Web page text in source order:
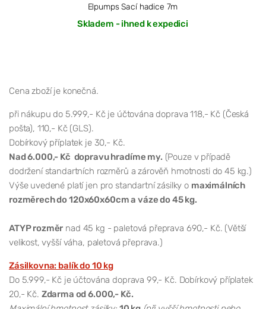
Elpumps Sací hadice 7m
Skladem - ihned k expedici
Cena zboží je konečná.
při nákupu do 5.999,- Kč je účtována doprava 118,- Kč (Česká
pošta), 110,- Kč (GLS).
Dobírkový příplatek je 30,- Kč.
Nad 6.000,- Kč dopravu hradíme my. (Pouze v případě
dodržení standartních rozměrů a zárověň hmotnosti do 45 kg.)
Výše uvedené platí jen pro standartní zásilky o maximálních
rozměrech do 120x60x60cm a váze do 45 kg.
ATYP rozměr nad 45 kg - paletová přeprava 690,- Kč. (Větší
velikost, vyšší váha, paletová přeprava.)
Zásilkovna: balík do 10 kg
Do 5.999,- Kč je účtována doprava 99,- Kč. Dobírkový příplatek
20,- Kč. Zdarma od 6.000,- Kč.